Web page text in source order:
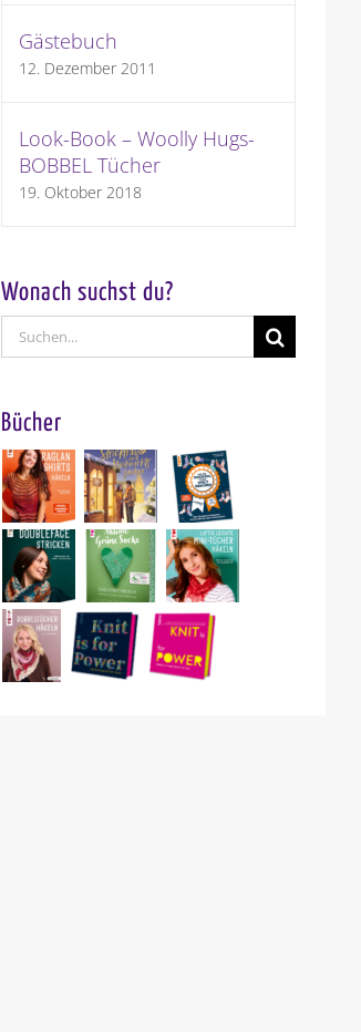
Gästebuch
12. Dezember 2011
Look-Book – Woolly Hugs-
BOBBEL Tücher
19. Oktober 2018
Wonach suchst du?
Suche
nach:
Bücher